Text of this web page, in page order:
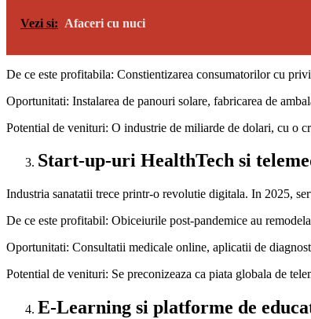
Vezi si: Afaceri cu nuci
De ce este profitabila: Constientizarea consumatorilor cu
Oportunitati: Instalarea de panouri solare, fabricarea de
Potential de venituri: O industrie de miliarde de dolari, cu o
Start-up-uri HealthTech si
Industria sanatatii trece printr-o revolutie digitala. In 2025,
De ce este profitabil: Obiceiurile post-pandemice au
Oportunitati: Consultatii medicale online, aplicatii de
Potential de venituri: Se preconizeaza ca piata globala de
E-Learning si platforme de